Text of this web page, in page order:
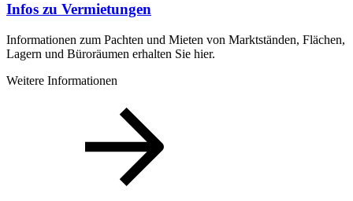
Infos zu Vermietungen
Informationen zum Pachten und Mieten von Marktständen, Flächen,
Lagern und Büroräumen erhalten Sie hier.
Weitere Informationen